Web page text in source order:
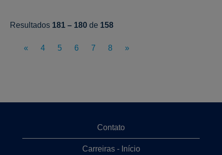
Resultados 181 – 180 de 158
« 4 5 6 7 8 »
Contato
Carreiras - Início